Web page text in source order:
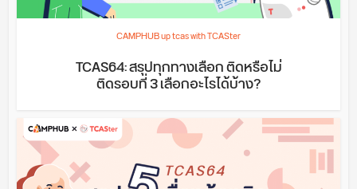
CAMPHUB up tcas with TCASter
TCAS64: สรุปทุกทางเลือก ติดหรือไม่
ติดรอบที่ 3 เลือกอะไรได้บ้าง?